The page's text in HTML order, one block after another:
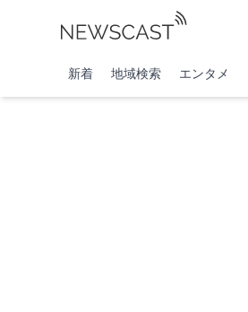
新着 地域検索 エンタメ